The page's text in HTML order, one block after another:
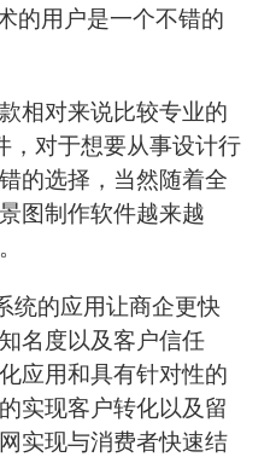
的用户是一个不错的
相对来说比较专业的
，对于想要从事设计行
的选择，当然随着全
图制作软件越来越
统的应用让商企更快
名度以及客户信任
应用和具有针对性的
实现客户转化以及留
实现与消费者快速结